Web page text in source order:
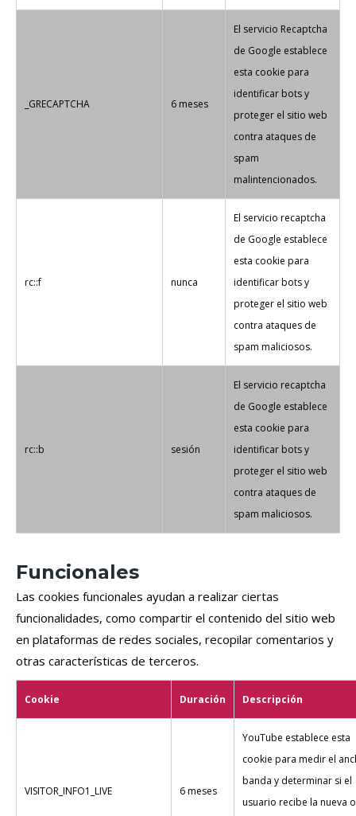
_GRECAPTCHA 6 meses
El servicio Recaptcha
de Google establece
esta cookie para
identificar bots y
proteger el sitio web
contra ataques de
spam
malintencionados.
rc::f nunca
El servicio recaptcha
de Google establece
esta cookie para
identificar bots y
proteger el sitio web
contra ataques de
spam maliciosos.
rc::b sesión
El servicio recaptcha
de Google establece
esta cookie para
identificar bots y
proteger el sitio web
contra ataques de
spam maliciosos.
Funcionales
Las cookies funcionales ayudan a realizar ciertas
funcionalidades, como compartir el contenido del sitio web
en plataformas de redes sociales, recopilar comentarios y
otras características de terceros.
Cookie Duración Descripción
VISITOR_INFO1_LIVE 6 meses
YouTube establece esta
cookie para medir el
banda y determinar si el
usuario recibe la nueva